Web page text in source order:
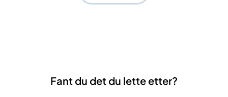
Fant du det du lette etter?